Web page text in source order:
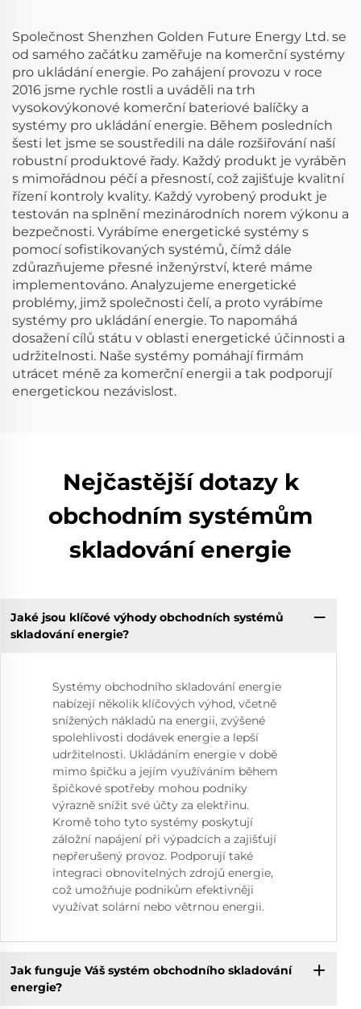
Společnost Shenzhen Golden Future Energy Ltd. se
od samého začátku zaměřuje na komerční systémy
pro ukládání energie. Po zahájení provozu v roce
2016 jsme rychle rostli a uváděli na trh
vysokovýkonové komerční bateriové balíčky a
systémy pro ukládání energie. Během posledních
šesti let jsme se soustředili na dále rozšiřování naší
robustní produktové řady. Každý produkt je vyráběn
s mimořádnou péčí a přesností, což zajišťuje kvalitní
řízení kontroly kvality. Každý vyrobený produkt je
testován na splnění mezinárodních norem výkonu a
bezpečnosti. Vyrábíme energetické systémy s
pomocí sofistikovaných systémů, čímž dále
zdůrazňujeme přesné inženýrství, které máme
implementováno. Analyzujeme energetické
problémy, jimž společnosti čelí, a proto vyrábíme
systémy pro ukládání energie. To napomáhá
dosažení cílů státu v oblasti energetické účinnosti a
udržitelnosti. Naše systémy pomáhají firmám
utrácet méně za komerční energii a tak podporují
energetickou nezávislost.
Nejčastější dotazy k
obchodním systémům
skladování energie
Jaké jsou klíčové výhody obchodních systémů
skladování energie?
Systémy obchodního skladování energie
nabízejí několik klíčových výhod, včetně
snížených nákladů na energii, zvýšené
spolehlivosti dodávek energie a lepší
udržitelnosti. Ukládáním energie v době
mimo špičku a jejím využíváním během
špičkové spotřeby mohou podniky
výrazně snížit své účty za elektřinu.
Kromě toho tyto systémy poskytují
záložní napájení při výpadcích a zajišťují
nepřerušený provoz. Podporují také
integraci obnovitelných zdrojů energie,
což umožňuje podnikům efektivněji
využívat solární nebo větrnou energii.
Jak funguje Váš systém obchodního skladování
energie?